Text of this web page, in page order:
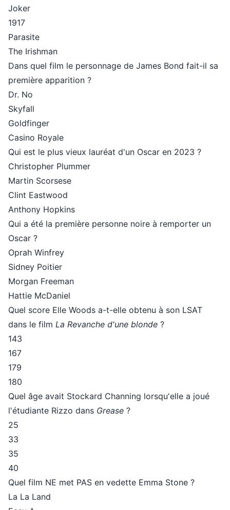
Joker
1917
Parasite
The Irishman
Dans quel film le personnage de James Bond fait-il sa
première apparition ?
Dr. No
Skyfall
Goldfinger
Casino Royale
Qui est le plus vieux lauréat d'un Oscar en 2023 ?
Christopher Plummer
Martin Scorsese
Clint Eastwood
Anthony Hopkins
Qui a été la première personne noire à remporter un
Oscar ?
Oprah Winfrey
Sidney Poitier
Morgan Freeman
Hattie McDaniel
Quel score Elle Woods a-t-elle obtenu à son LSAT
dans le film La Revanche d'une blonde ?
143
167
179
180
Quel âge avait Stockard Channing lorsqu'elle a joué
l'étudiante Rizzo dans Grease ?
25
33
35
40
Quel film NE met PAS en vedette Emma Stone ?
La La Land